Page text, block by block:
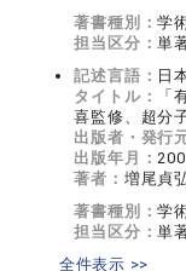
著書種別：学
担当区分：単
記述言語： 日
タイトル：
「
喜監修、超分
出版者・発行
出版年月：
著者： 増尾貞
著書種別：学
担当区分：単
全件表示 >>